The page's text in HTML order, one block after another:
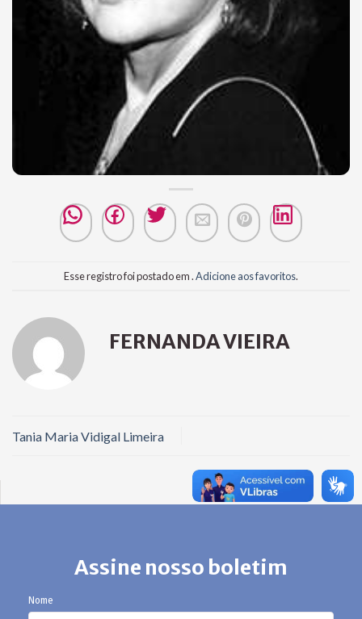
Esse registro foi postado em .Adicione aos favoritos.
FERNANDA VIEIRA
Tania Maria Vidigal Limeira
Assine nosso boletim
Nome